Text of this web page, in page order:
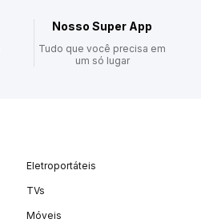
Nosso Super App
Tudo que você precisa em
um só lugar
Eletroportáteis
TVs
Móveis